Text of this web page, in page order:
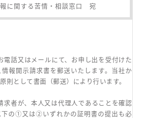
に関する苦情・相談窓口 宛
電話又はメールにて、お申し出を受付けた
報開示請求書を郵送いたします。当社か
則として書面（郵送）により行います。
求者が、本人又は代理人であることを確認
下の①又は②いずれかの証明書の提出も必